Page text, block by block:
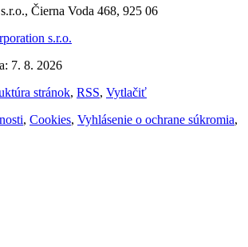
Čierna Voda 468, 925 06
s.r.o.
7. 8. 2026
stránok, RSS, Vytlačiť
, Cookies, Vyhlásenie o ochrane súkromia,